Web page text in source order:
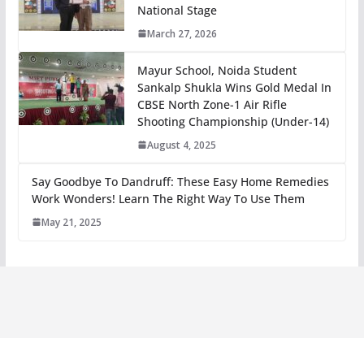
National Stage
March 27, 2026
Mayur School, Noida Student
Sankalp Shukla Wins Gold Medal In
CBSE North Zone-1 Air Rifle
Shooting Championship (Under-14)
August 4, 2025
Say Goodbye To Dandruff: These Easy Home Remedies
Work Wonders! Learn The Right Way To Use Them
May 21, 2025